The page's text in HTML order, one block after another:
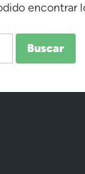
encontrar